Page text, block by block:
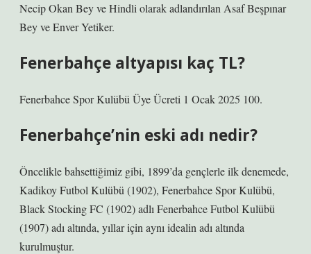
Necip Okan Bey ve Hindli olarak adlandırılan Asaf Beşpınar
Bey ve Enver Yetiker.
Fenerbahçe altyapısı kaç TL?
Fenerbahce Spor Kulübü Üye Ücreti 1 Ocak 2025 100.
Fenerbahçe’nin eski adı nedir?
Öncelikle bahsettiğimiz gibi, 1899’da gençlerle ilk denemede,
Kadikoy Futbol Kulübü (1902), Fenerbahce Spor Kulübü,
Black Stocking FC (1902) adlı Fenerbahce Futbol Kulübü
(1907) adı altında, yıllar için aynı idealin adı altında
kurulmuştur.